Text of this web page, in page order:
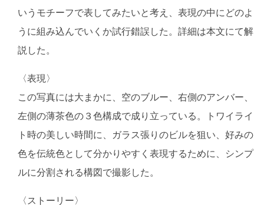
いうモチーフで表してみたいと考え、表現の中にどのよ
うに組み込んでいくか試行錯誤した。詳細は本文にて解
説した。
〈表現〉
この写真には大まかに、空のブルー、右側のアンバー、
左側の薄茶色の３色構成で成り立っている。トワイライ
ト時の美しい時間に、ガラス張りのビルを狙い、好みの
色を伝統色として分かりやすく表現するために、シンプ
ルに分割される構図で撮影した。
〈ストーリー〉